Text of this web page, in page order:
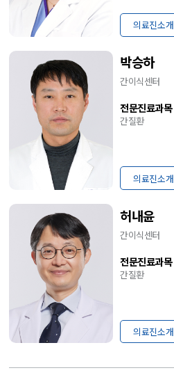
의료진소개
박승하
간이식센터
전문진료과목
간질환
의료진소개
허내윤
간이식센터
전문진료과목
간질환
의료진소개